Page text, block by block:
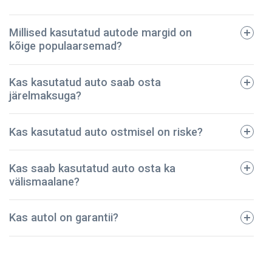
tehniline pass;
registreerimistalong;
kindlustuspoliis;
sõidukimaksu korrektset tasumist kinnitavad
dokumendid.
Millised kasutatud autode margid on
kõige populaarsemad?
BMW
Audi
Mazda
Volkswagen
Kas kasutatud auto saab osta
järelmaksuga?
Kas kasutatud auto ostmisel on riske?
Meie ettevõte on pidanud vastu – oleme müünud
korras. Seega võite olla kindel, et teie auto on
turvaline ja kestab kaua.
Kas saab kasutatud auto osta ka
välismaalane?
Kas autol on garantii?